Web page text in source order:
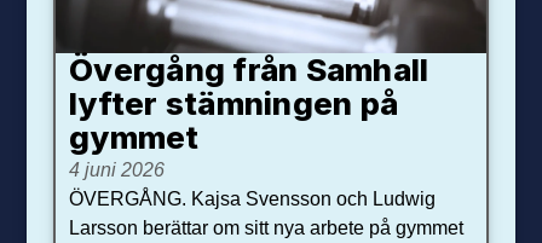
Övergång från Samhall
lyfter stämningen på
gymmet
4 juni 2026
ÖVERGÅNG. Kajsa Svensson och Ludwig
Larsson berättar om sitt nya arbete på gymmet